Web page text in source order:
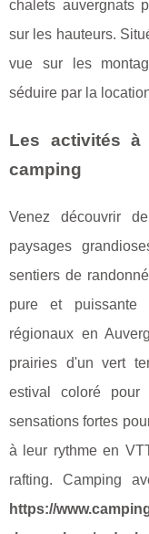
chalets auvergnats
sur les hauteurs.
vue sur les
séduire par la
Les activités à
camping
Venez découvrir
paysages
sentiers de
pure et
régionaux en
prairies d'un vert
estival coloré pour
sensations fortes
à leur rythme en
rafting. Camping
https://